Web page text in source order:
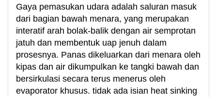
Gaya pemasukan udara adalah saluran masuk
dari bagian bawah menara, yang merupakan
interatif arah bolak-balik dengan air semprotan
jatuh dan membentuk uap jenuh dalam
prosesnya. Panas dikeluarkan dari menara oleh
kipas dan air dikumpulkan ke tangki bawah dan
bersirkulasi secara terus menerus oleh
evaporator khusus. tidak ada isian heat sinking